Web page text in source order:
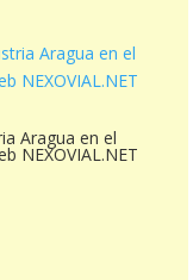
Aragua en el
NEXOVIAL.NET